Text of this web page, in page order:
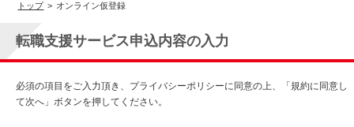
トップ > オンライン仮登録
転職支援サービス申込内容の入力
必須の項目をご入力頂き、プライバシーポリシーに同意の上、「規約に同意し
て次へ」ボタンを押してください。